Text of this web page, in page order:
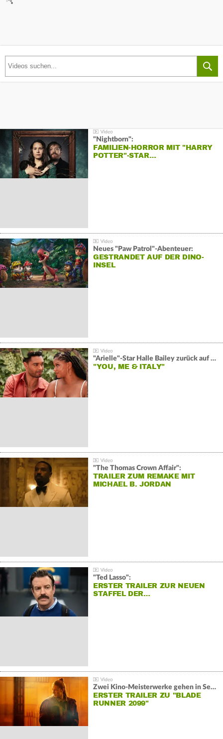
"Nightborn":
FAMILIEN-HORROR MIT "HARRY
POTTER"-STAR…
Neues "Paw Patrol"-Abenteuer:
GESTRANDET AUF DER DINO-
INSEL
"Arielle"-Star Halle Bailey zurück auf der Leinwand:
"YOU, ME & ITALY"
"The Thomas Crown Affair":
TRAILER ZUM REMAKE MIT
MICHAEL B. JORDAN
"Ted Lasso":
ERSTER TRAILER ZUR NEUEN
STAFFEL DER…
Zwei Kino-Meisterwerke gehen in Serie:
ERSTER TRAILER ZU "BLADE
RUNNER 2099"